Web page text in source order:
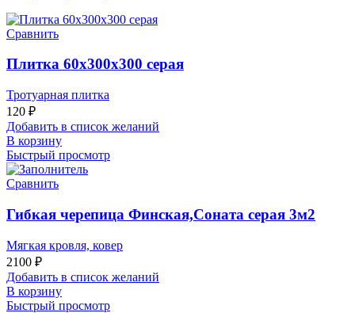
Сравнить
Плитка 60х300х300 серая
Тротуарная плитка
120 ₽
Добавить в список желаний
В корзину
Быстрый просмотр
Сравнить
Гибкая черепица Финская,Соната серая 3м2
Мягкая кровля, ковер
2100 ₽
Добавить в список желаний
В корзину
Быстрый просмотр